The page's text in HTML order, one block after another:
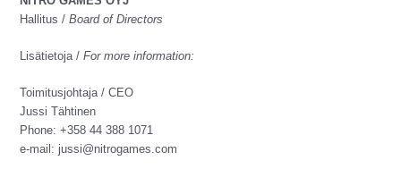
Hallitus /Board of Directors
Lisätietoja /For more information:
Toimitusjohtaja / CEO
Jussi Tähtinen
Phone: +358 44 388 1071
e-mail: jussi@nitrogames.com